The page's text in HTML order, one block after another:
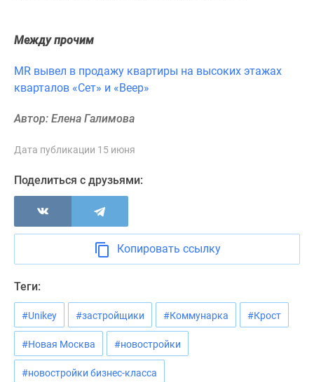
ипотека
программы
Новости
Мнение
эксперта
Аналитика
Покупателю
авторы
проекте
Контакты
Реклама
Между прочим
MR вывел в продажу квартиры на высоких этажах
кварталов «Сет» и «Веер»
Автор: Елена Галимова
Дата публикации 15 июня
Поделиться с друзьями:
Копировать ссылку
Теги:
#Unikey #застройщики #Коммунарка #Крост
#Новая Москва #новостройки
#новостройки бизнес-класса